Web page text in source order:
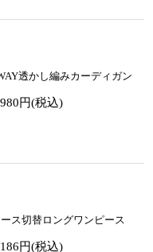
透かし編みカーディガン
円(税込)
ース切替ロングワンピース
円(税込)